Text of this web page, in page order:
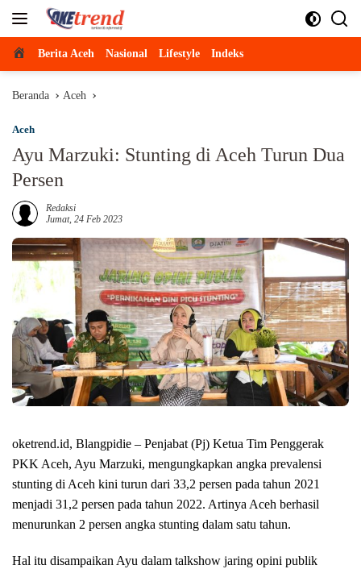
Beranda
Berita Aceh Nasional Lifestyle Indeks
Beranda Aceh
Aceh
Ayu Marzuki: Stunting di Aceh Turun Dua
Persen
Redaksi
Jumat, 24 Feb 2023
oketrend.id, Blangpidie – Penjabat (Pj) Ketua Tim Penggerak
PKK Aceh, Ayu Marzuki, mengungkapkan angka prevalensi
stunting di Aceh kini turun dari 33,2 persen pada tahun 2021
menjadi 31,2 persen pada tahun 2022. Artinya Aceh berhasil
menurunkan 2 persen angka stunting dalam satu tahun.
Hal itu disampaikan Ayu dalam talkshow jaring opini publik